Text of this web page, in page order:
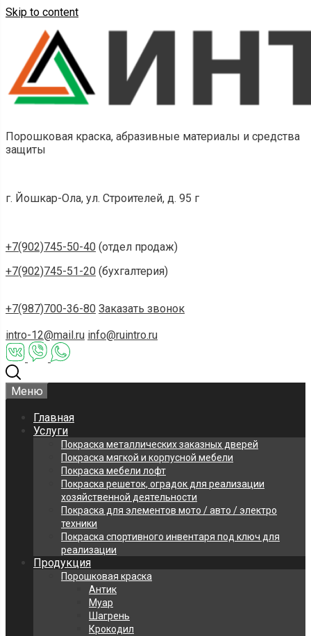
Skip to content
Порошковая краска, абразивные материалы и средства
защиты
г. Йошкар-Ола, ул. Строителей, д. 95 г
+7(902)745-50-40 (отдел продаж)
+7(902)745-51-20 (бухгалтерия)
+7(987)700-36-80 Заказать звонок
intro-12@mail.ru info@ruintro.ru
Меню
Главная
Услуги
Покраска металлических заказных дверей
Покраска мягкой и корпусной мебели
Покраска мебели лофт
Покраска решеток, оградок для реализации
хозяйственной деятельности
Покраска для элементов мото / авто / электро
техники
Покраска спортивного инвентаря под ключ для
реализации
Продукция
Порошковая краска
Антик
Муар
Шагрень
Крокодил